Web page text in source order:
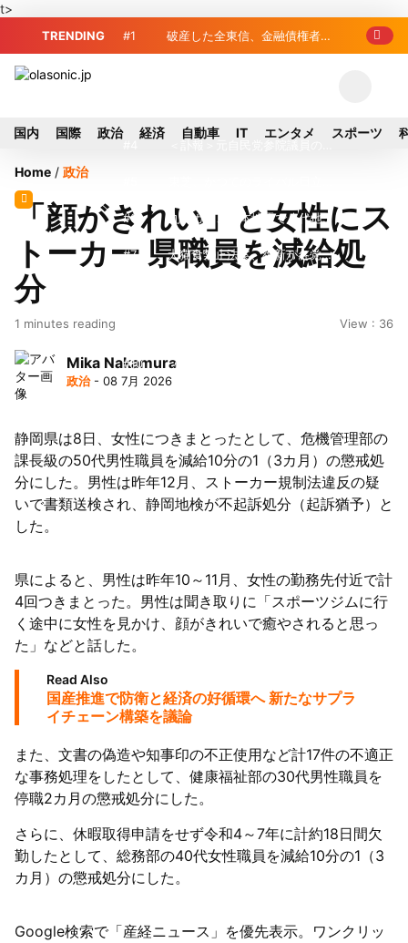
t>
TRENDING #1 破産した全東信、金融債権者リ
の真紀子氏
元社長が取締役に就任—再上場に向け視
界良好
#6 九州ガス、熊本地震で八代地区
のガス供給停止 「2次災害防止」を理
#7 犬猫食禁止法案、維新が各党と
ンクにも影響拡大
「人感センサー搭載ファン付LEDミニラ
#10 破産したカード決済代行大手
63者の負債総額は1151億円
国内 国際 政治 経済 自動車 IT エンタメ スポーツ
Home / 政治
「顔がきれい」と女性にス
トーカー 県職員を減給処
分
1 minutes reading View : 36
Mika Nakamura
政治- 08 7月 2026
静岡県は8日、女性につきまとったとして、危機管理部の
課長級の50代男性職員を減給10分の1（3カ月）の懲戒処
分にした。男性は昨年12月、ストーカー規制法違反の疑
いで書類送検され、静岡地検が不起訴処分（起訴猶予）と
した。
県によると、男性は昨年10～11月、女性の勤務先付近で計
4回つきまとった。男性は聞き取りに「スポーツジムに行
く途中に女性を見かけ、顔がきれいで癒やされると思っ
た」などと話した。
Read Also
国産推進で防衛と経済の好循環へ 新たなサプラ
イチェーン構築を議論
また、文書の偽造や知事印の不正使用など計17件の不適正
な事務処理をしたとして、健康福祉部の30代男性職員を
停職2カ月の懲戒処分にした。
さらに、休暇取得申請をせず令和4～7年に計約18日間欠
勤したとして、総務部の40代女性職員を減給10分の1（3
カ月）の懲戒処分にした。
Google検索で「産経ニュース」を優先表示。ワンクリッ